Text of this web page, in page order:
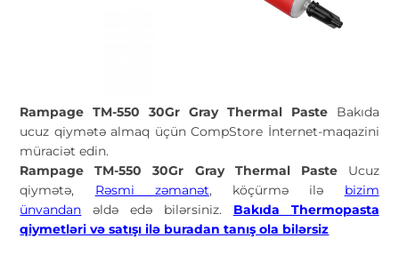
Rampage TM-550 30Gr Gray Thermal Paste Bakıda
ucuz qiymətə almaq üçün CompStore İnternet-maqazini
müraciət edin.
Rampage TM-550 30Gr Gray Thermal Paste Ucuz
qiymətə, Rəsmi zəmanət, köçürmə ilə bizim
ünvandan əldə edə bilərsiniz. Bakıda Thermopasta
qiymetləri və satışı ilə buradan tanış ola bilərsiz